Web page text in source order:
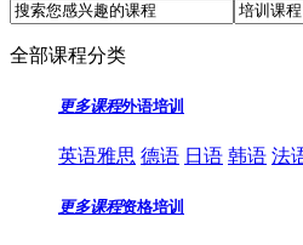
全部课程分类
更多课程外语培训
英语雅思 德语 日语 韩语 法
更多课程资格培训